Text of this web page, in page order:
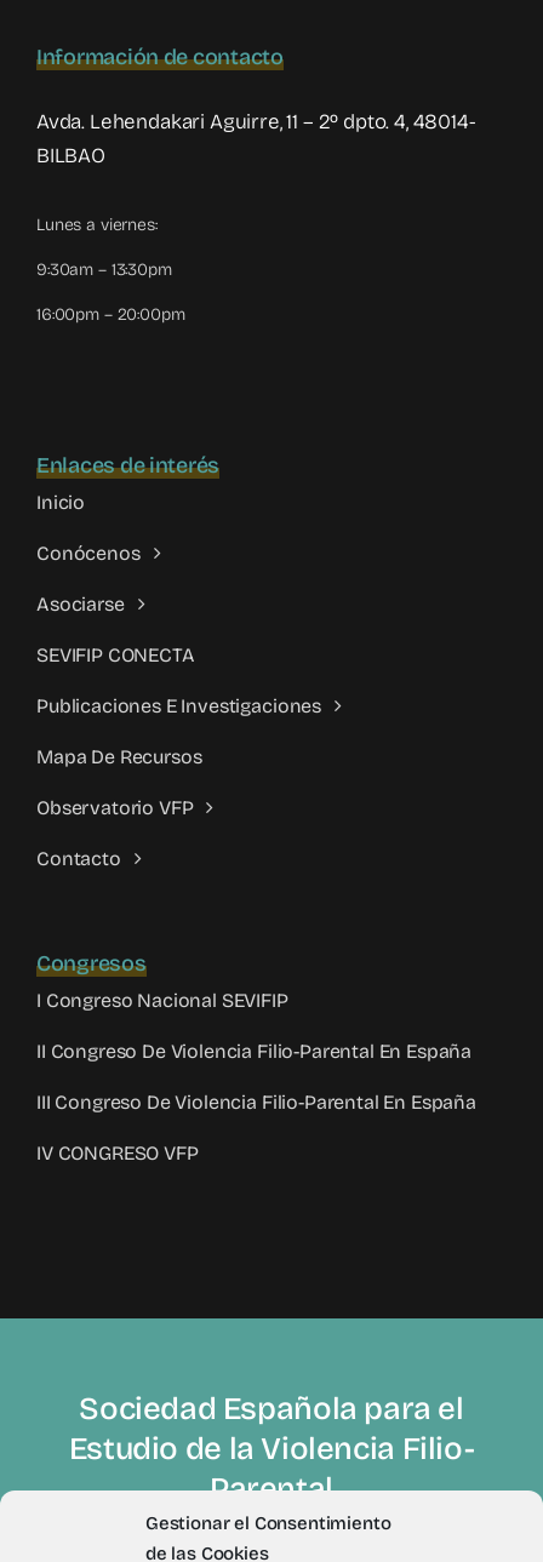
Gestionar el Consentimiento
de las Cookies
Información de contacto
Avda. Lehendakari Aguirre, 11 – 2º dpto. 4, 48014-
BILBAO
Lunes a viernes:
9:30am – 13:30pm
16:00pm – 20:00pm
Enlaces de interés
Inicio
Conócenos
Asociarse
SEVIFIP CONECTA
Publicaciones E Investigaciones
Mapa De Recursos
Observatorio VFP
Contacto
Congresos
I Congreso Nacional SEVIFIP
II Congreso De Violencia Filio-Parental En España
III Congreso De Violencia Filio-Parental En España
IV CONGRESO VFP
Sociedad Española para el
Estudio de la Violencia Filio-
Parental